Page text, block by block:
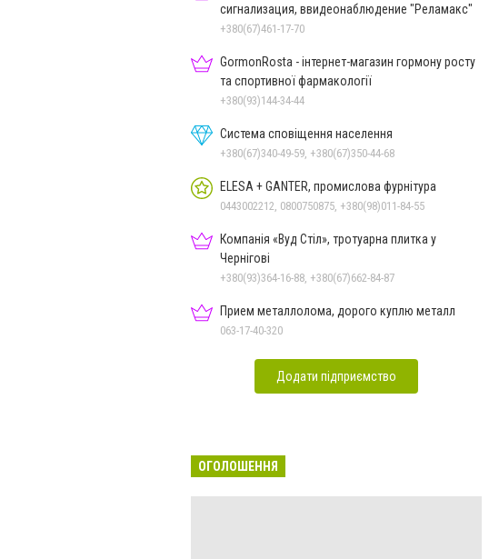
сигнализация, ввидеонаблюдение "Реламакс"
+380(67)461-17-70
GormonRosta - інтернет-магазин гормону росту
та спортивної фармакології
+380(93)144-34-44
Система сповіщення населення
+380(67)340-49-59, +380(67)350-44-68
ELESA + GANTER, промислова фурнітура
0443002212, 0800750875, +380(98)011-84-55
Компанія «Вуд Стіл», тротуарна плитка у
Чернігові
+380(93)364-16-88, +380(67)662-84-87
Прием металлолома, дорого куплю металл
063-17-40-320
Додати підприємство
ОГОЛОШЕННЯ